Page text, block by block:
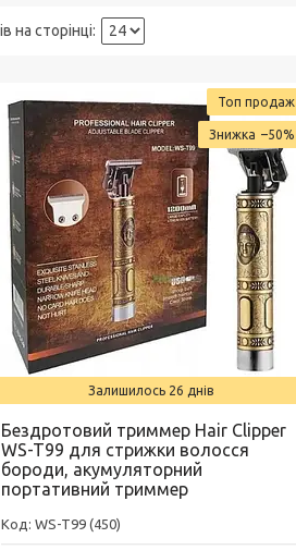
Топ продаж
–50%
Залишилось 26 днів
Бездротовий триммер Hair Clipper
WS-T99 для стрижки волосся
бороди, акумуляторний
портативний триммер
WS-T99 (450)